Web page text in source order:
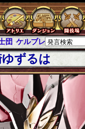
団 ケルブレ ケルベロ
ずるは